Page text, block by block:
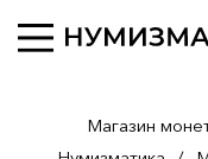
Магазин